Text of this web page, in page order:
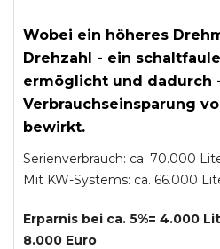
Wobei ein höheres
Drehzahl - ein
ermöglicht und dadurch
Verbrauchseinsparung
bewirkt.
Serienverbrauch: ca. 70.000
Mit KW-Systems: ca. 66.000
Erparnis bei ca. 5%= 4.000
8.000 Euro